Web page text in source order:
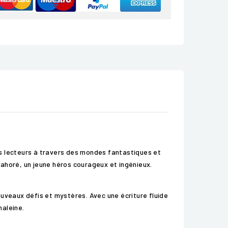
lecteurs à travers des mondes fantastiques et
un jeune héros courageux et ingénieux.
défis et mystères. Avec une écriture fluide